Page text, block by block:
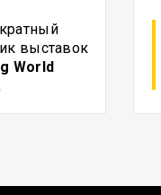
выставок
World